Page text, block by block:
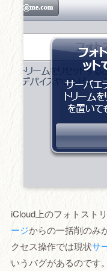
iCloud上のフォトスト
ージからの一括削のみ
クセス操作では現状サ
いうバグがあるのです